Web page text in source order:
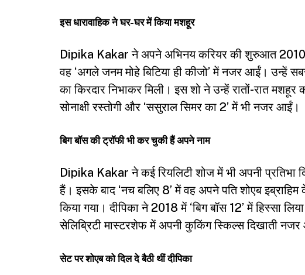
इस धारावाहिक ने घर-घर में किया मशहूर
Dipika Kakar ने अपने अभिनय करियर की शुरुआत 2010 में
वह ‘अगले जनम मोहे बिटिया ही कीजो’ में नजर आईं। उन्हें
का किरदार निभाकर मिली। इस शो ने उन्हें रातों-रात
सोनाक्षी रस्तोगी और ‘ससुराल सिमर का 2’ में भी नजर आईं।
बिग बॉस की ट्रॉफी भी कर चुकी हैं अपने नाम
Dipika Kakar ने कई रियलिटी शोज में भी अपनी
हैं। इसके बाद ‘नच बलिए 8’ में वह अपने पति शोएब
किया गया। दीपिका ने 2018 में ‘बिग बॉस 12’ में हिस्सा
सेलिब्रिटी मास्टरशेफ में अपनी कुकिंग स्किल्स दिखाती
सेट पर शोएब को दिल दे बैठी थीं दीपिका